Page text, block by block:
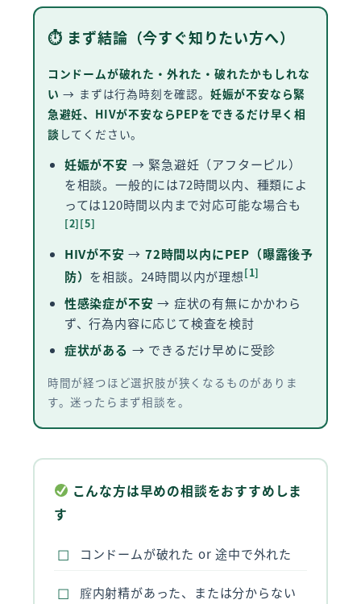
⏱ まず結論（今すぐ知りたい方へ）
コンドームが破れた・外れた・破れたかもしれな
い → まずは行為時刻を確認。 妊娠が不安なら緊
急避妊、HIVが不安ならPEPをできるだけ早く相
談 してください。
妊娠が不安 → 緊急避妊（アフターピル）
を相談。一般的には72時間以内、種類によ
っては120時間以内まで対応可能な場合も
[2][5]
HIVが不安 →72時間以内にPEP（曝露後予
防） を相談。24時間以内が理想[1]
性感染症が不安 → 症状の有無にかかわら
ず、行為内容に応じて検査を検討
症状がある → できるだけ早めに受診
時間が経つほど選択肢が狭くなるものがありま
す。迷ったらまず相談を。
こんな方は早めの相談をおすすめしま
す
コンドームが破れた or 途中で外れた
腟内射精があった、または分からない